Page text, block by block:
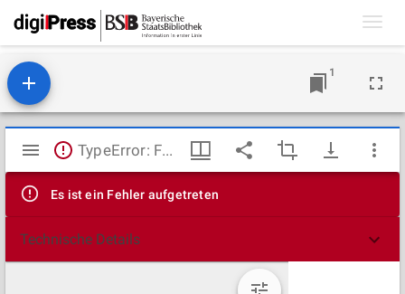
1
Mirador
Viewer
TypeError: Failed to fetch
Es ist ein Fehler aufgetreten
Technische Details